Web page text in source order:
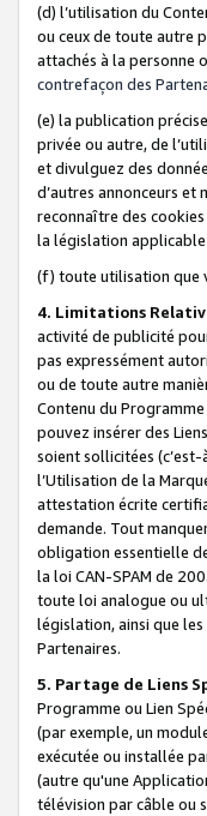
(d) l’utilisation du
ou ceux de toute autre
attachés à la
contrefaçon des
(e) la publication
privée ou autre, de
et divulguez des
d’autres annonceurs
reconnaître des
la législation
(f) toute utilisation que
4. Limitations
activité de publicité
pas expressément
ou de toute autre
Contenu du
pouvez insérer des
soient sollicitées
l’Utilisation de la
attestation écrite
demande. Tout
obligation essentielle
la loi CAN-SPAM de
toute loi analogue ou
législation, ainsi que
Partenaires.
5. Partage de Liens
Programme ou Lien
(par exemple, un
exécutée ou installée
(autre qu'une
télévision par câble ou